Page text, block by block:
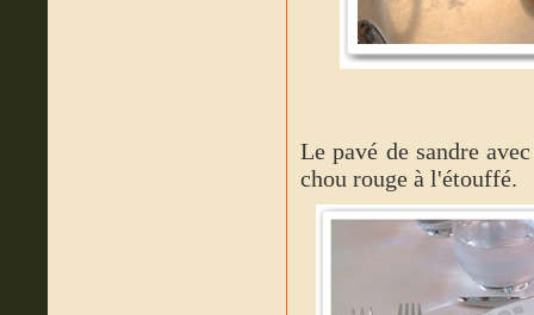
Le pavé de sandre
chou rouge à l'étouffé.